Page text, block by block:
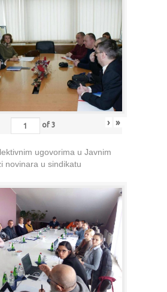
of 3 › »
ugovorima u Javnim
novinara u sindikatu